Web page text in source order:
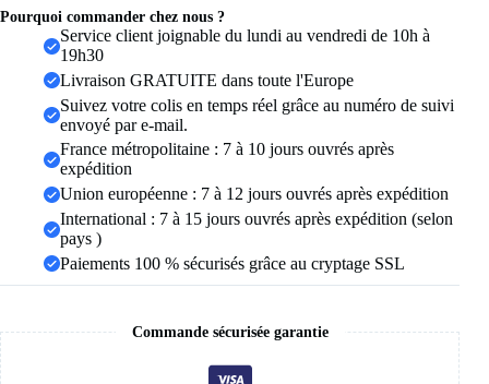
anneaux
Pourquoi commander chez nous ?
Service client joignable du lundi au vendredi de 10h à
19h30
Livraison GRATUITE dans toute l'Europe
Suivez votre colis en temps réel grâce au numéro de suivi
envoyé par e-mail.
France métropolitaine : 7 à 10 jours ouvrés après
expédition
Union européenne : 7 à 12 jours ouvrés après expédition
International : 7 à 15 jours ouvrés après expédition (selon
pays )
Paiements 100 % sécurisés grâce au cryptage SSL
Commande sécurisée garantie